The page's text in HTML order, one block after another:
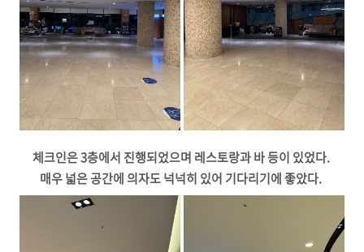
체크인은 3층에서 진행되었으며 레스토랑과 바 등이 있었다.
매우 넓은 공간에 의자도 넉넉히 있어 기다리기에 좋았다.